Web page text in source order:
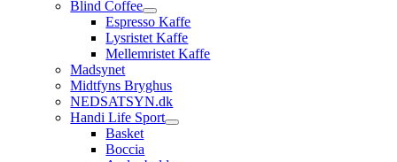
Blind Coffee
Espresso Kaffe
Lysristet Kaffe
Mellemristet Kaffe
Madsynet
Midtfyns Bryghus
NEDSATSYN.dk
Handi Life Sport
Basket
Boccia